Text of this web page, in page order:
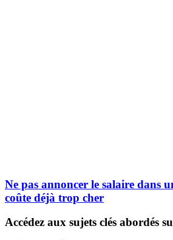
Ne pas annoncer le salaire dans
coûte déjà trop cher
Accédez aux sujets clés abordés